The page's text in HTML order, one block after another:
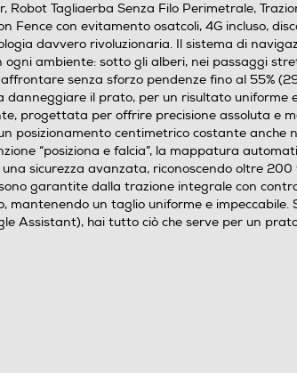
Tagliaerba Senza Filo Perimetrale,
Fence con evitamento osatcoli, 4G incluso,
davvero rivoluzionaria. Il sistema di
ambiente: sotto gli alberi, nei passaggi
senza sforzo pendenze fino al 55%
danneggiare il prato, per un risultato
progettata per offrire precisione assoluta e
posizionamento centimetrico costante
“posiziona e falcia”, la mappatura
una sicurezza avanzata, riconoscendo oltre
garantite dalla trazione integrale con
un taglio uniforme e impeccabile.
Assistant), hai tutto ciò che serve per un